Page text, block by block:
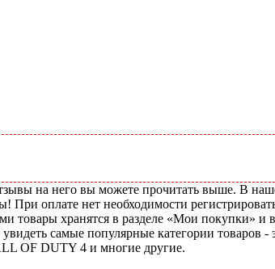
на него вы можете прочитать выше. В
оплате нет необходимости
товары хранятся в разделе «Мои покупки»
самые популярные категории товаров -
OF DUTY 4 и многие другие.